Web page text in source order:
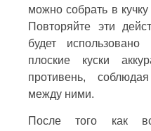
можно собрать в
Повторяйте эти
будет
плоские куски
противень,
между ними.
После того как